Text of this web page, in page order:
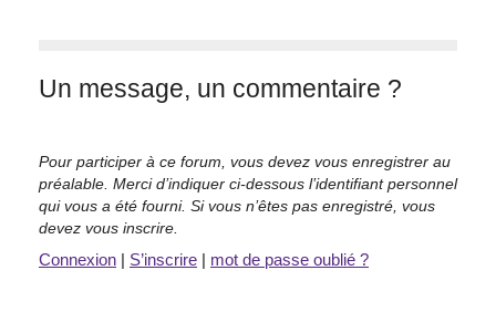
Un message, un commentaire ?
Pour participer à ce forum, vous devez vous enregistrer au
préalable. Merci d’indiquer ci-dessous l’identifiant personnel
qui vous a été fourni. Si vous n’êtes pas enregistré, vous
devez vous inscrire.
Connexion | S’inscrire | mot de passe oublié ?